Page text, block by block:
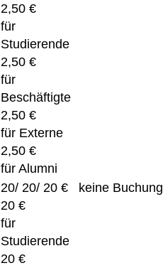
2,50 €
für
Studierende
2,50 €
für
Beschäftigte
2,50 €
für Externe
2,50 €
für Alumni
20/ 20/ 20 €
20 €
für
Studierende
20 €
keine Buchung